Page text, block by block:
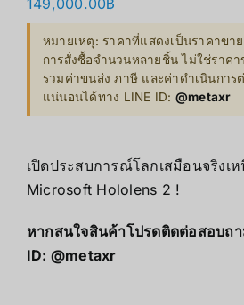
หมายเหตุ: ราคาที่แสดงเป็นราคาขา
การสั่งซื้อจำนวนหลายชิ้น ไม่ใช่ราคา
รวมค่าขนส่ง ภาษี และค่าดำเนินการ
แน่นอนได้ทาง LINE ID: @metaxr
เปิดประสบการณ์โลกเสมือนจริงเ
Microsoft Hololens 2 !
หากสนใจสินค้าโปรดติดต่อสอบถา
ID: @metaxr